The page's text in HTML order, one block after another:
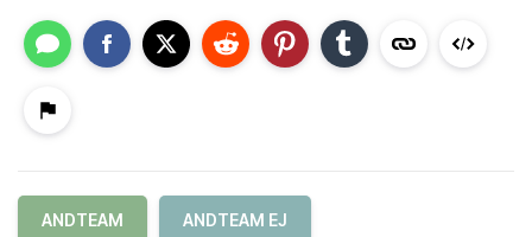
ANDTEAM ANDTEAM EJ